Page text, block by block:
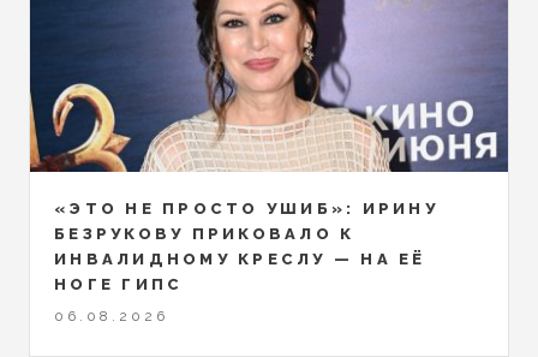
«ЭТО НЕ ПРОСТО УШИБ»: ИРИНУ
БЕЗРУКОВУ ПРИКОВАЛО К
ИНВАЛИДНОМУ КРЕСЛУ — НА ЕЁ
НОГЕ ГИПС
06.08.2026